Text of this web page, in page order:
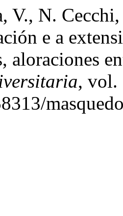
V., N.
e a
aloraciones
, vol.